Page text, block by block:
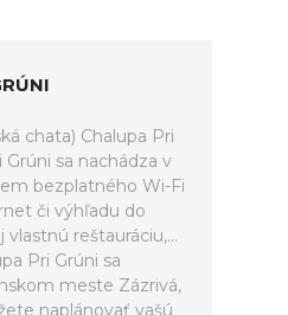
chata) Chalupa Pri
Grúni sa nachádza v
bezplatného Wi-Fi
či výhľadu do
vlastnú reštauráciu,...
Pri Grúni sa
meste Zázrivá,
naplánovať vašú